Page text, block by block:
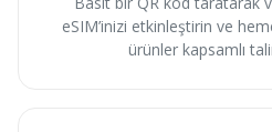
eSIM’inizi etkinleştirin ve
ürünler kapsamlı